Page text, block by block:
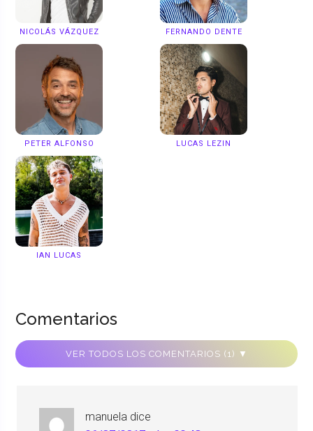
NICOLÁS VÁZQUEZ FERNANDO DENTE
PETER ALFONSO LUCAS LEZIN
IAN LUCAS
Comentarios
VER TODOS LOS COMENTARIOS (1) ▼
manuela dice